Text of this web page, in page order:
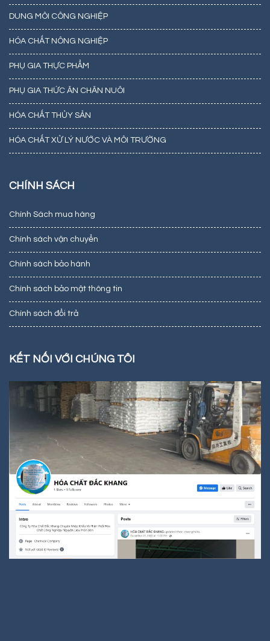
DUNG MÔI CÔNG NGHIỆP
HÓA CHẤT NÔNG NGHIỆP
PHỤ GIA THỰC PHẨM
PHỤ GIA THỨC ĂN CHĂN NUÔI
HÓA CHẤT THỦY SẢN
HÓA CHẤT XỬ LÝ NƯỚC VÀ MÔI TRƯỜNG
CHÍNH SÁCH
Chính Sách mua hàng
Chính sách vận chuyển
Chính sách bảo hành
Chính sách bảo mật thông tin
Chính sách đổi trả
KẾT NỐI VỚI CHÚNG TÔI